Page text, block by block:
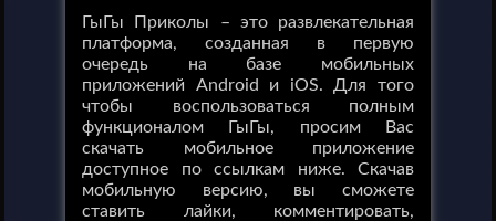
ГыГы Приколы – это развлекательная
платформа, созданная в первую
очередь на базе мобильных
приложений Android и iOS. Для того
чтобы воспользоваться полным
функционалом ГыГы, просим Вас
скачать мобильное приложение
доступное по ссылкам ниже. Скачав
мобильную версию, вы сможете
ставить лайки, комментировать,